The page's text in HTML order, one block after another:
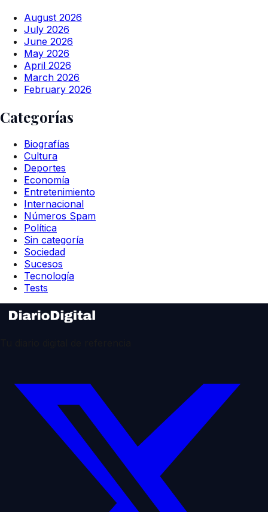
August 2026
July 2026
June 2026
May 2026
April 2026
March 2026
February 2026
Categorías
Biografías
Cultura
Deportes
Economía
Entretenimiento
Internacional
Números Spam
Política
Sin categoría
Sociedad
Sucesos
Tecnología
Tests